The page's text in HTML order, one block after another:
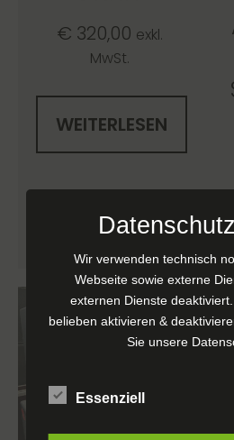
€ 320,00 exkl.
MwSt.
WEITERLESEN
Wir verwenden technisch
Webseite sowie externe
externen Dienste
belieben aktivieren &
Sie unsere
Essenziell